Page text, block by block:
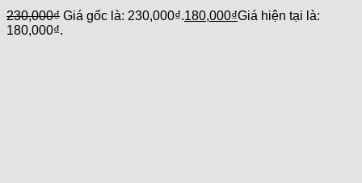
230,000₫ Giá gốc là: 230,000₫.180,000₫Giá hiện tại là:
180,000₫.